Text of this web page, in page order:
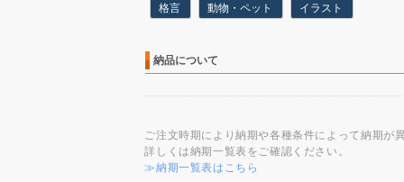
格言 動物・ペット イラスト
納品について
ご注文時期により納期や各種条件によって納期が
詳しくは納期一覧表をご確認ください。
≫納期一覧表はこちら